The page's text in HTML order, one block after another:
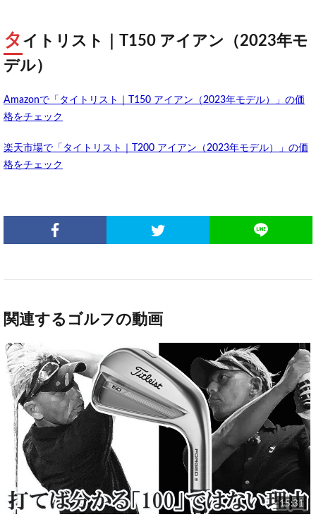
タ イトリスト｜T150 アイアン（2023年モ
デル）
Amazonで「タイトリスト｜T150 アイアン（2023年モデル）」の価
格をチェック
楽天市場で「タイトリスト｜T200 アイアン（2023年モデル）」の価
格をチェック
関連するゴルフの動画
15:31